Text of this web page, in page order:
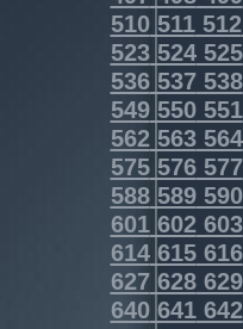
510511512
523524525
536537538
549550551
562563564
575576577
588589590
601602603
614615616
627628629
640641642